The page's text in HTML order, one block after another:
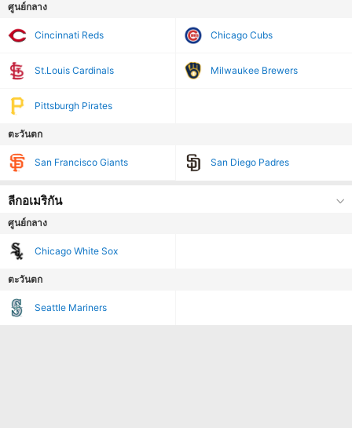
ศูนย์กลาง
Cincinnati Reds Chicago Cubs
St.Louis Cardinals Milwaukee Brewers
Pittsburgh Pirates
ตะวันตก
San Francisco Giants San Diego Padres
ลีกอเมริกัน
ศูนย์กลาง
Chicago White Sox
ตะวันตก
Seattle Mariners